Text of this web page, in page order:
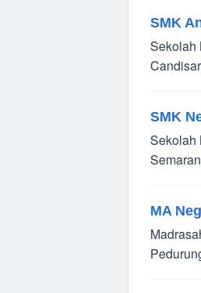
SMK
Sekolah
SMK
Sekolah
MA